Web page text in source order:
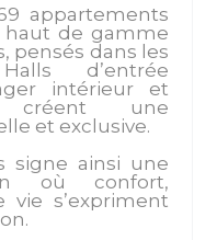
appartements
haut de gamme
pensés dans les
d’entrée
intérieur et
créent une
et exclusive.
signe ainsi une
où confort,
s’expriment